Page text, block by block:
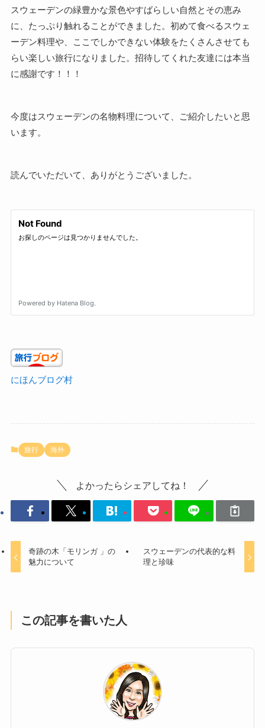
スウェーデンの緑豊かな景色やすばらしい自然とその恵み
に、たっぷり触れることができました。初めて食べるスウェ
ーデン料理や、ここでしかできない体験をたくさんさせても
らい楽しい旅行になりました。招待してくれた友達には本当
に感謝です！！！
今度はスウェーデンの名物料理について、ご紹介したいと思
います。
読んでいただいて、ありがとうございました。
にほんブログ村
旅行 海外
よかったらシェアしてね！
奇跡の木「モリンガ 」の
魅力について
スウェーデンの代表的な料
理と珍味
この記事を書いた人